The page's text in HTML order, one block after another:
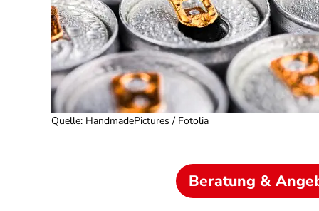
Quelle: HandmadePictures / Fotolia
Beratung &